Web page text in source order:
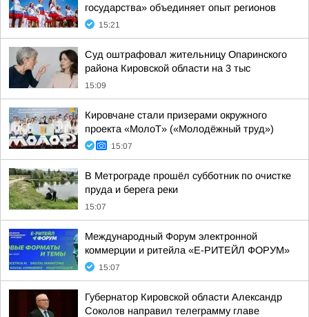
государства» объединяет опыт регионов
15:21
Суд оштрафовал жительницу Опаринского
района Кировской области на 3 тыс
15:09
Кировчане стали призерами окружного
проекта «МолоТ» («Молодёжный труд»)
15:07
В Метрограде прошёл субботник по очистке
пруда и берега реки
15:07
Международный Форум электронной
коммерции и ритейла «Е-РИТЕЙЛ ФОРУМ»
15:07
Губернатор Кировской области Александр
Соколов направил телеграмму главе